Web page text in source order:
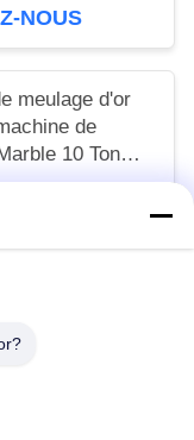
NOUS
meulage d'or
de
10 Ton
Mill du modèle